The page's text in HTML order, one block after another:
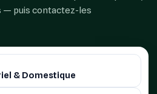
— puis contactez-les